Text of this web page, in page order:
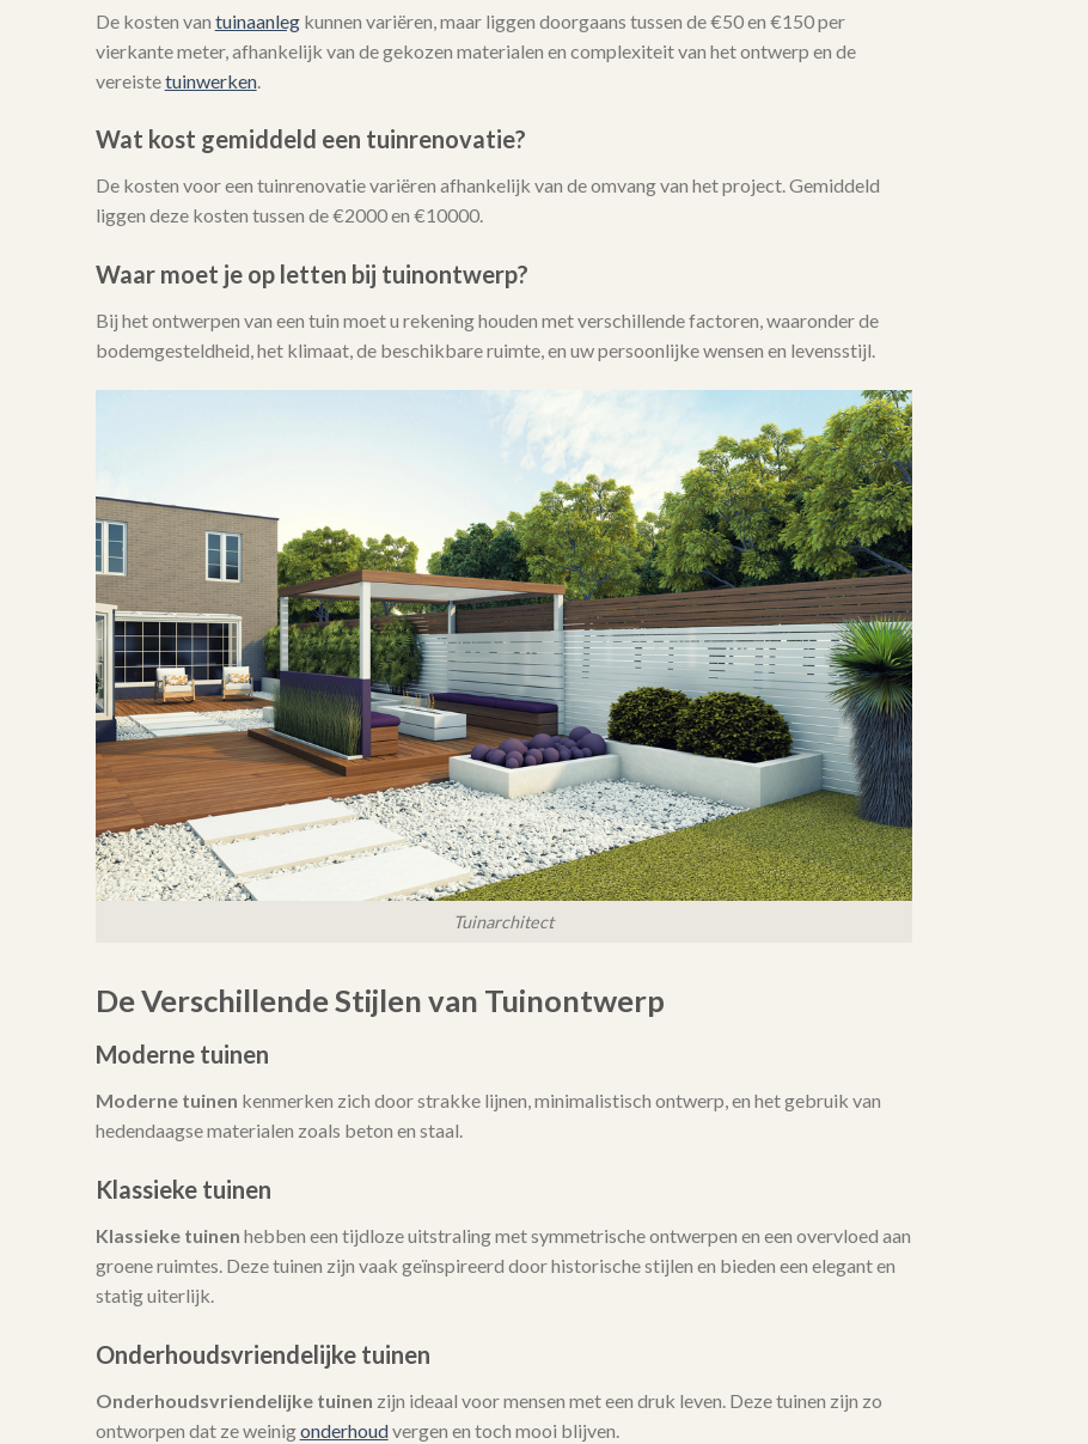
De kosten van tuinaanlegkunnen variëren, maar liggen doorgaans tussen de €50 en €150 per
vierkante meter, afhankelijk van de gekozen materialen en complexiteit van het ontwerp en de
vereistetuinwerken.
Wat kost gemiddeld een tuinrenovatie?
De kosten voor een tuinrenovatie variëren afhankelijk van de omvang van het project. Gemiddeld
liggen deze kosten tussen de €2000 en €10000.
Waar moet je op letten bij tuinontwerp?
Bij het ontwerpen van een tuin moet u rekening houden met verschillende factoren, waaronder de
bodemgesteldheid, het klimaat, de beschikbare ruimte, en uw persoonlijke wensen en levensstijl.
Tuinarchitect
De Verschillende Stijlen van Tuinontwerp
Moderne tuinen
Moderne tuinen kenmerken zich door strakke lijnen, minimalistisch ontwerp, en het gebruik van
hedendaagse materialen zoals beton en staal.
Klassieke tuinen
Klassieke tuinen hebben een tijdloze uitstraling met symmetrische ontwerpen en een overvloed aan
groene ruimtes. Deze tuinen zijn vaak geïnspireerd door historische stijlen en bieden een elegant en
statig uiterlijk.
Onderhoudsvriendelijke tuinen
Onderhoudsvriendelijke tuinen zijn ideaal voor mensen met een druk leven. Deze tuinen zijn zo
ontworpen dat ze weinigonderhoudvergen en toch mooi blijven.